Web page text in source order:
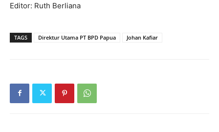
Editor: Ruth Berliana
TAGS Direktur Utama PT BPD Papua Johan Kafiar